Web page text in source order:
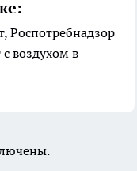
Роспотребнадзор
воздухом в